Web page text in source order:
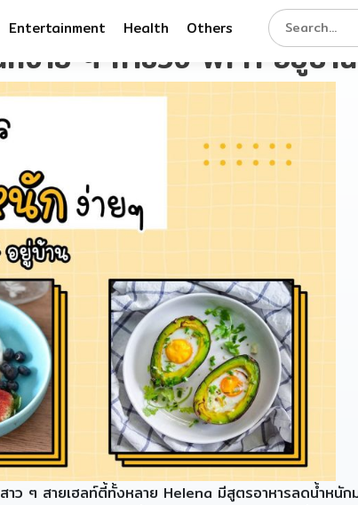
Entertainment Health Others
ง่าย ๆ ทำช่วง WFH อยู่บ้าน
ๆ สายเฮลท์ตี้ทั้งหลาย Helena มีสูตรอาหารลดน้ำหนัก